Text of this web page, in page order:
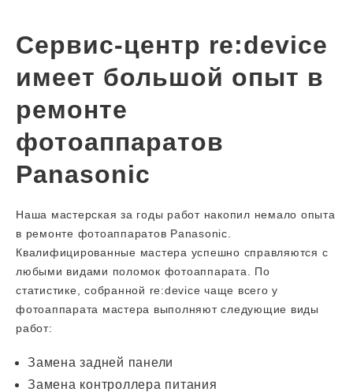
Сервис-центр re:device
имеет большой опыт в
ремонте
фотоаппаратов
Panasonic
Наша мастерская за годы работ накопил немало опыта
в ремонте фотоаппаратов Panasonic.
Квалифицированные мастера успешно справляются с
любыми видами поломок фотоаппарата. По
статистике, собранной re:device чаще всего у
фотоаппарата мастера выполняют следующие виды
работ:
Замена задней панели
Замена контроллера питания